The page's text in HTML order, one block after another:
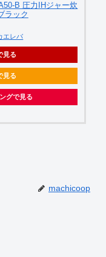
B 圧力IHジャー炊
ラック
エレバ
見る
見る
グで見る
machicoop